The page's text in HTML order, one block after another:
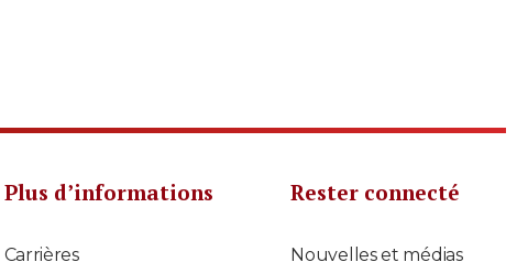
Plus d’informations
Carrières
Rester connecté
Nouvelles et médias